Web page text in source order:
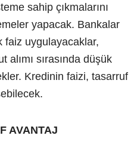
sahip çıkmalarını
yapacak. Bankalar
faiz uygulayacaklar,
sırasında düşük
Kredinin faizi, tasarruf
AVANTAJ